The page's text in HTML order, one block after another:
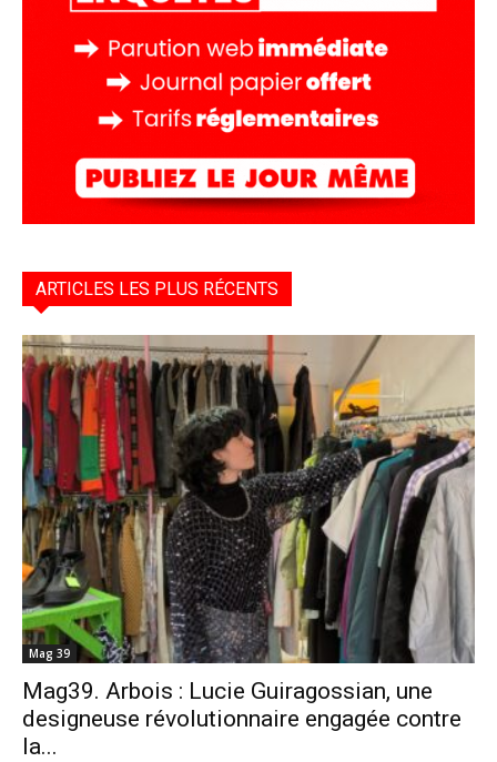
ARTICLES LES PLUS RÉCENTS
Mag 39
Mag39. Arbois : Lucie Guiragossian, une
designeuse révolutionnaire engagée contre
la...